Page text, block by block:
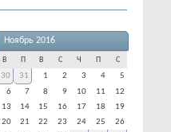
Ноябрь 2016
В В С Ч С
30 31 1 2 3 4
5
6
7 8 9 10 11
12
13
14 15 16 17 18
19
20
21 22 23 24 25
26